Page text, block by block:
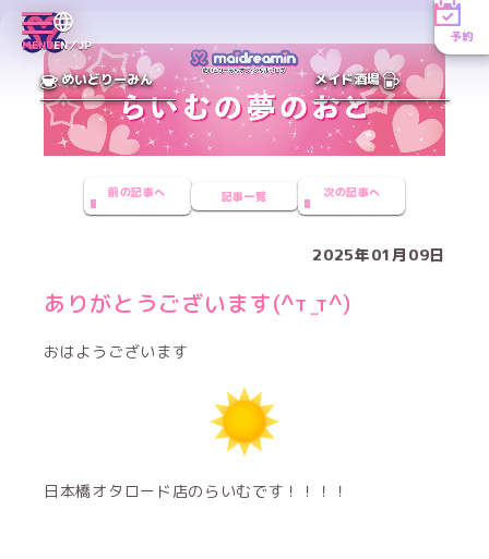
MENUEN／JP
予約
めいどりーみん メイド酒場
前の記事へ 記事一覧 次の記事へ
2025年01月09日
ありがとうございます(^т ̫т^)
おはようございます
日本橋オタロード店のらいむです！！！！